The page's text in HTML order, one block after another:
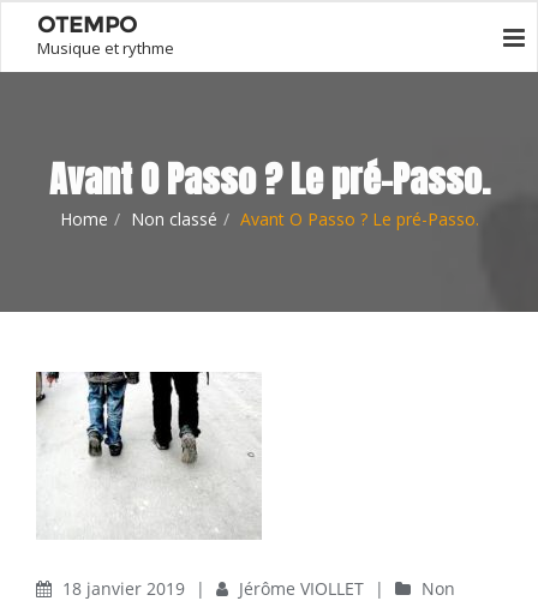
OTEMPO
Musique et rythme
Avant O Passo ? Le pré-Passo.
Home Non classé Avant O Passo ? Le pré-Passo.
18 janvier 2019 | Jérôme VIOLLET |
Non